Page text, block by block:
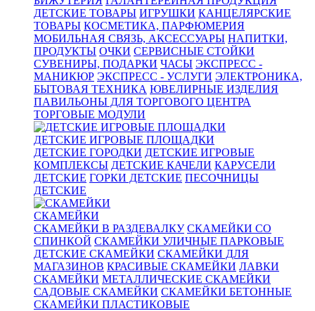
ДЕТСКИЕ ТОВАРЫ ИГРУШКИ КАНЦЕЛЯРСКИЕ
ТОВАРЫ КОСМЕТИКА, ПАРФЮМЕРИЯ
МОБИЛЬНАЯ СВЯЗЬ, АКСЕССУАРЫ НАПИТКИ,
ПРОДУКТЫ ОЧКИ СЕРВИСНЫЕ СТОЙКИ
СУВЕНИРЫ, ПОДАРКИ ЧАСЫ ЭКСПРЕСС -
МАНИКЮР ЭКСПРЕСС - УСЛУГИ ЭЛЕКТРОНИКА,
БЫТОВАЯ ТЕХНИКА ЮВЕЛИРНЫЕ ИЗДЕЛИЯ
ПАВИЛЬОНЫ ДЛЯ ТОРГОВОГО ЦЕНТРА
ТОРГОВЫЕ МОДУЛИ
ДЕТСКИЕ ИГРОВЫЕ ПЛОЩАДКИ
ДЕТСКИЕ ГОРОДКИ ДЕТСКИЕ ИГРОВЫЕ
КОМПЛЕКСЫ ДЕТСКИЕ КАЧЕЛИ КАРУСЕЛИ
ДЕТСКИЕ ГОРКИ ДЕТСКИЕ ПЕСОЧНИЦЫ
ДЕТСКИЕ
СКАМЕЙКИ
СКАМЕЙКИ В РАЗДЕВАЛКУ СКАМЕЙКИ СО
СПИНКОЙ СКАМЕЙКИ УЛИЧНЫЕ ПАРКОВЫЕ
ДЕТСКИЕ СКАМЕЙКИ СКАМЕЙКИ ДЛЯ
МАГАЗИНОВ КРАСИВЫЕ СКАМЕЙКИ ЛАВКИ
СКАМЕЙКИ МЕТАЛЛИЧЕСКИЕ СКАМЕЙКИ
САДОВЫЕ СКАМЕЙКИ СКАМЕЙКИ БЕТОННЫЕ
СКАМЕЙКИ ПЛАСТИКОВЫЕ